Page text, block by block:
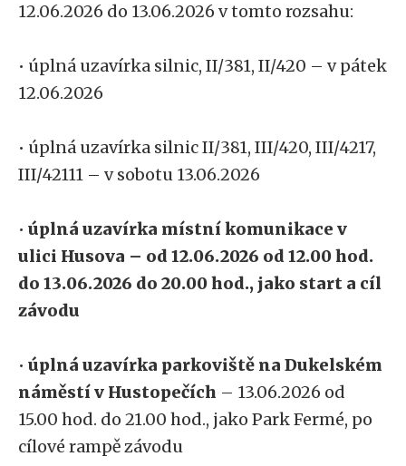
12.06.2026 do 13.06.2026 v tomto rozsahu:
• úplná uzavírka silnic, II/381, II/420 – v pátek
12.06.2026
• úplná uzavírka silnic II/381, III/420, III/4217,
III/42111 – v sobotu 13.06.2026
• úplná uzavírka místní komunikace v
ulici Husova – od 12.06.2026 od 12.00 hod.
do 13.06.2026 do 20.00 hod., jako start a cíl
závodu
• úplná uzavírka parkoviště na Dukelském
náměstí v Hustopečích – 13.06.2026 od
15.00 hod. do 21.00 hod., jako Park Fermé, po
cílové rampě závodu